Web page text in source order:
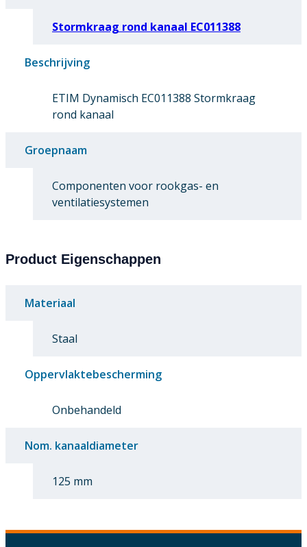
Stormkraag rond kanaal EC011388
Beschrijving
ETIM Dynamisch EC011388 Stormkraag
rond kanaal
Groepnaam
Componenten voor rookgas- en
ventilatiesystemen
Product Eigenschappen
Materiaal
Staal
Oppervlaktebescherming
Onbehandeld
Nom. kanaaldiameter
125 mm